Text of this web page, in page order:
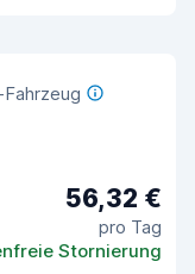
56,32 €
pro Tag
Stornierung